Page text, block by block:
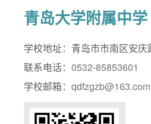
青岛大学附属中学
学校地址：青岛市市南区安庆
联系电话： 0532-85853601
学校邮箱： qdfzgzb@163.com